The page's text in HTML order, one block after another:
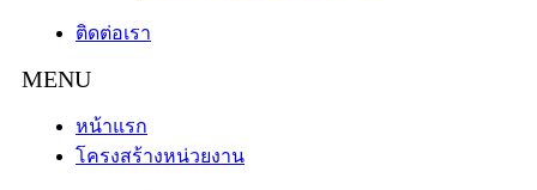
ติดต่อเรา
หน้าแรก
โครงสร้างหน่วยงาน